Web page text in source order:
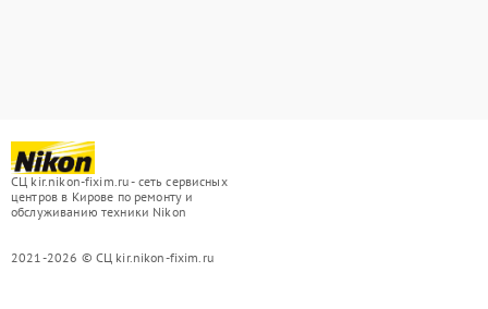
СЦ kir.nikon-fixim.ru - сеть сервисных
центров в Кирове по ремонту и
обслуживанию техники Nikon
2021-2026 © СЦ kir.nikon-fixim.ru